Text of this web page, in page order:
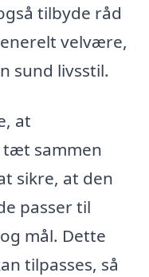
tilbyde råd
velvære,
sund livsstil.
at
sammen
sikre, at den
passer til
mål. Dette
tilpasses, så